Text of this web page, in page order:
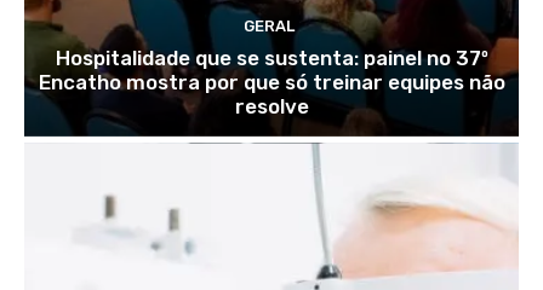
GERAL
Hospitalidade que se sustenta: painel no 37º
Encatho mostra por que só treinar equipes não
resolve